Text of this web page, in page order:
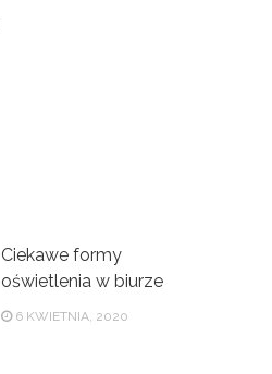
Ciekawe formy
oświetlenia w biurze
6 KWIETNIA, 2020